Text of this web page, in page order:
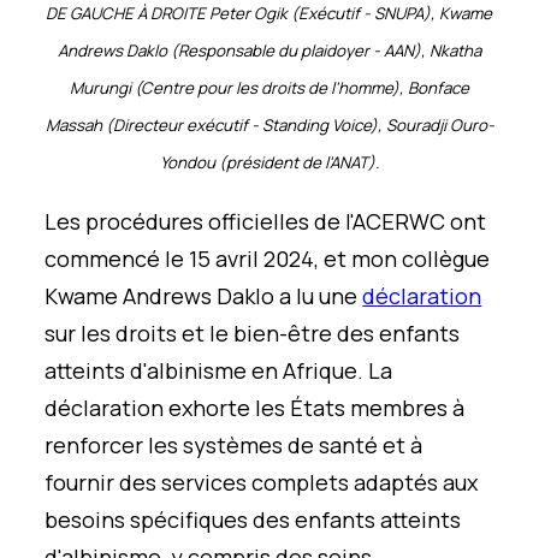
DE GAUCHE À DROITEPeterOgik (Exécutif - SNUPA), Kwame
Andrews Daklo(Responsable du plaidoyer-AAN), Nkatha
Murungi (Centre pour les droits de l'homme), Bonface
Massah (Directeur exécutif - Standing Voice), SouradjiOuro-
Yondou(président de l'ANAT).
Les procédures officielles de l'ACERWC ont
commencé le 15 avril 2024, et mon collègue
Kwame Andrews Daklo a lu unedéclaration
sur les droits et le bien-être des enfants
atteints d'albinisme en Afrique. La
déclaration exhorte les États membres à
renforcer les systèmes de santé et à
fournir des services complets adaptés aux
besoins spécifiques des enfants atteints